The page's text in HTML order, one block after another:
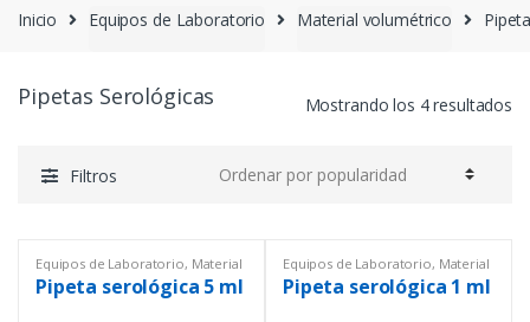
Inicio Equipos de Laboratorio Material volumétrico
Pipetas Serológicas Mostrando los 4 resultados
Filtros
Equipos de Laboratorio, Material
de vidrio PYREX®, Material
volumétrico,Pipetas Serológicas
Pipetas serológicas
Pipeta serológica 5 ml
Equipos de Laboratorio, Material
de vidrio PYREX®, Material
volumétrico,Pipetas serológicas
Pipetas Serológicas
Pipeta serológica 1 ml